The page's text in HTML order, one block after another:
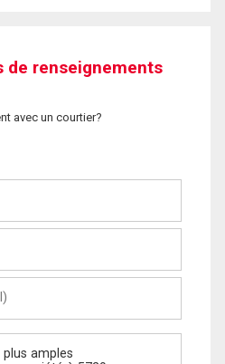
de renseignements
avec un courtier?